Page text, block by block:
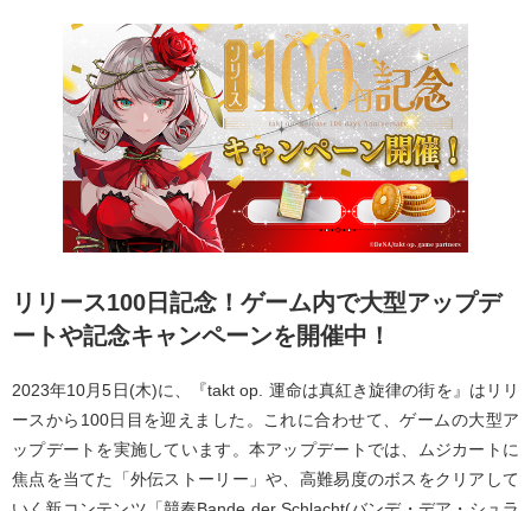
リリース100日記念！ゲーム内で大型アップデ
ートや記念キャンペーンを開催中！
2023年10月5日(木)に、『takt op. 運命は真紅き旋律の街を』はリリ
ースから100日目を迎えました。これに合わせて、ゲームの大型ア
ップデートを実施しています。本アップデートでは、ムジカートに
焦点を当てた「外伝ストーリー」や、高難易度のボスをクリアして